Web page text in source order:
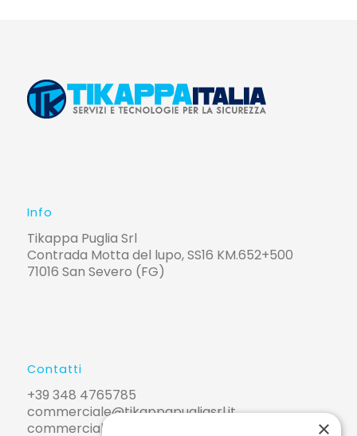
Info
Tikappa Puglia Srl
Contrada Motta del lupo, SS16 KM.652+500
71016 San Severo (FG)
Contatti
+39 348 4765785
commerciale@tikappapugliasrl.it
commerciale@pec.tikappapugliasrl.it
×